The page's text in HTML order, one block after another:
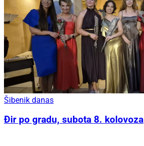
Šibenik danas
Đir po gradu, subota 8. kolovoza